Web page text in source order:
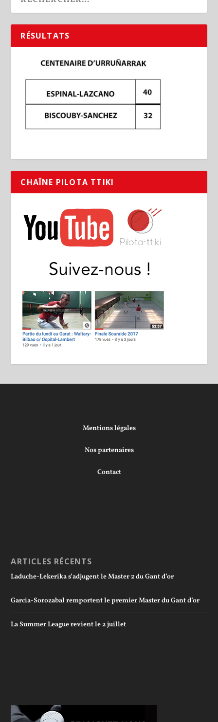
RÉSULTATS
CHAÎNE PILOTA TTIKI
Mentions légales
Nos partenaires
Contact
ARTICLES RÉCENTS
Laduche-Lekerika s’adjugent le Master 2 du Gant d’or
Garcia-Sorozabal remportent le premier Master du Gant d’or
La Summer League revient le 2 juillet